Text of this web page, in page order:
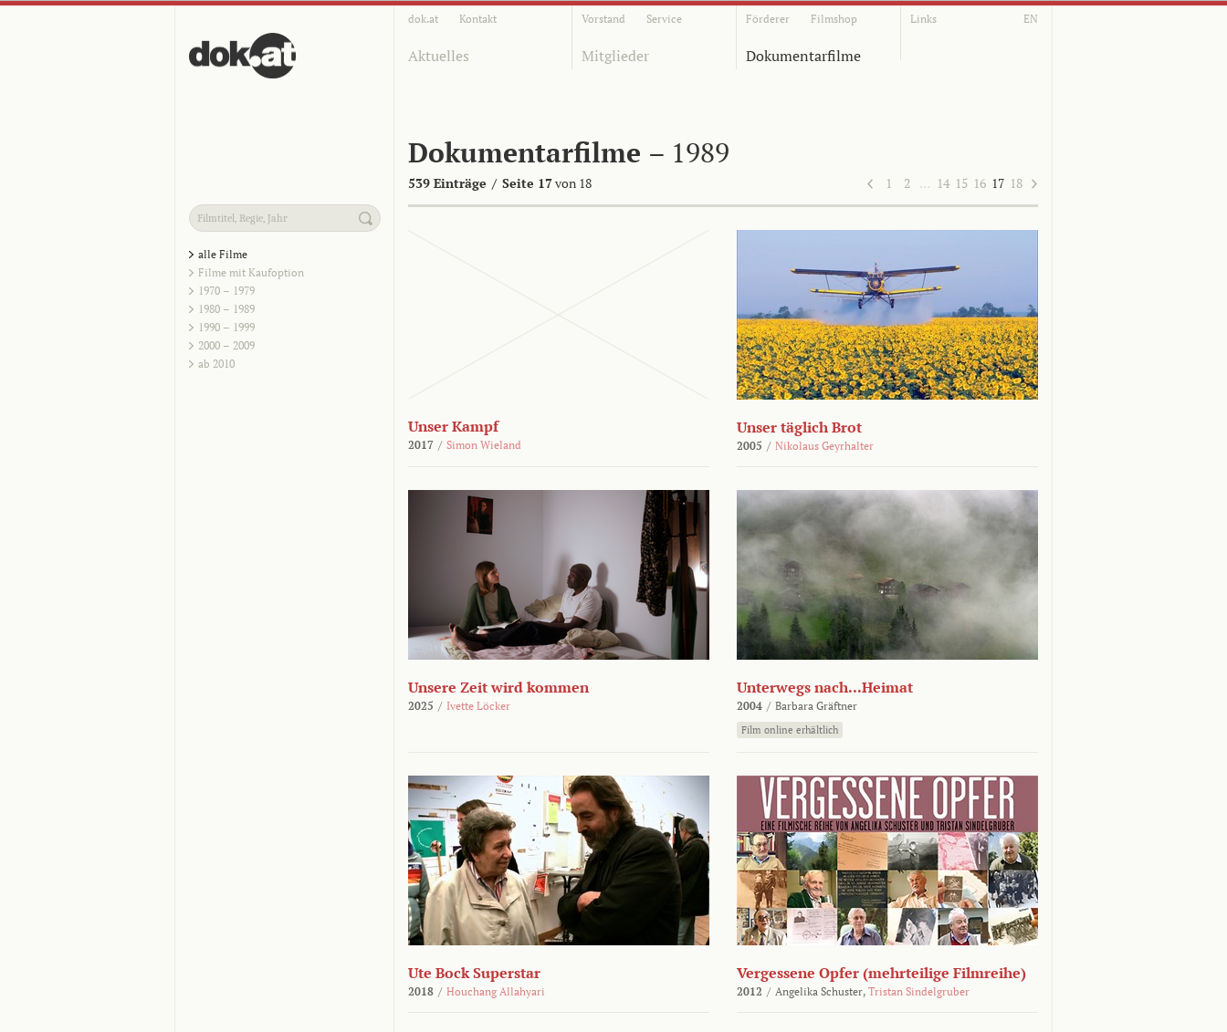
dok.at Kontakt Vorstand Service Förderer Filmshop Links EN
Aktuelles Mitglieder Dokumentarfilme
Dokumentarfilme – 1989
539 Einträge / Seite 17von 18 1 2 … 14 15 16 17 18
alle Filme
Filme mit Kaufoption
1970 – 1979
1980 – 1989
1990 – 1999
2000 – 2009
ab 2010
Unser Kampf
2017 / Simon Wieland
Unser täglich Brot
2005 / Nikolaus Geyrhalter
Unsere Zeit wird kommen
2025 / Ivette Löcker
Unterwegs nach...Heimat
2004 / Barbara Gräftner
Film online erhältlich
Ute Bock Superstar
2018 / Houchang Allahyari
Vergessene Opfer (mehrteilige Filmreihe)
2012 / Angelika Schuster, Tristan Sindelgruber